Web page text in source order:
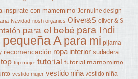
inspirate con mamemimo Jennuine design
Navidad nosh organics Oliver&S oliver & S
para el bebé para Indi
Apara mi pijama
recomendación ropa interior sudadera
top top mujer tutorial tutorial mamemimo
vestido mujer vestido niña vestido niña